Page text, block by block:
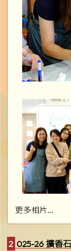
更多相片...
2025-26 擴香